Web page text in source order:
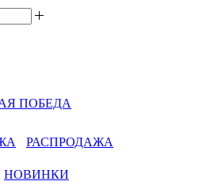
ПОБЕДА
РАСПРОДАЖА
НОВИНКИ